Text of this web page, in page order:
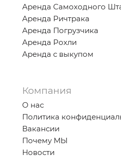
Аренда Самоходного
Аренда Ричтрака
Аренда Погрузчика
Аренда Рохли
Аренда с выкупом
Компания
О нас
Политика
Вакансии
Почему МЫ
Новости